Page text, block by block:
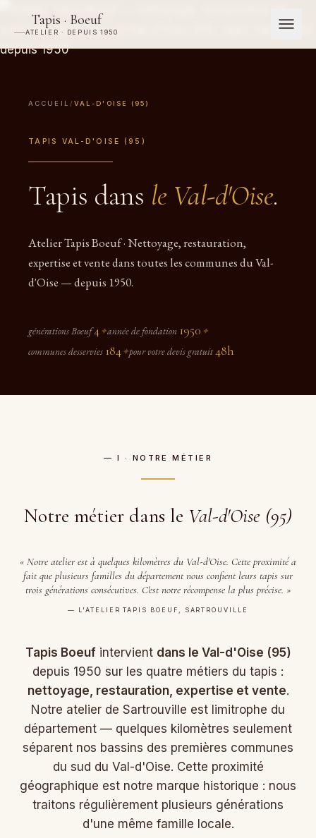
Tapis · Boeuf
ATELIER · DEPUIS 1950
ACCUEIL / VAL-D'OISE (95)
TAPIS VAL-D'OISE (95)
Tapis dans le Val-d'Oise.
Atelier Tapis Boeuf · Nettoyage, restauration,
expertise et vente dans toutes les communes du Val-
d'Oise — depuis 1950.
générations Boeuf4✦année de fondation 1950 ✦
communes desservies 184✦pour votre devis gratuit48h
— I · NOTRE MÉTIER
Notre métier dans le Val-d'Oise (95)
« Notre atelier est à quelques kilomètres du Val-d'Oise. Cette proximité a
fait que plusieurs familles du département nous confient leurs tapis sur
trois générations consécutives. C'est notre récompense la plus précise. »
— L'ATELIER TAPIS BOEUF, SARTROUVILLE
Tapis Boeufintervient dans le Val-d'Oise (95)
depuis 1950 sur les quatre métiers du tapis :
nettoyage, restauration, expertise et vente.
Notre atelier de Sartrouville est limitrophe du
département — quelques kilomètres seulement
séparent nos bassins des premières communes
du sud du Val-d'Oise. Cette proximité
géographique est notre marque historique : nous
traitons régulièrement plusieurs générations
d'une même famille locale.